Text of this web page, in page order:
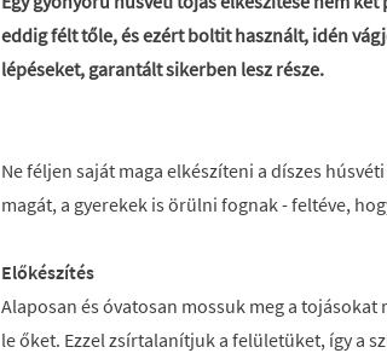
eddig félt tőle, és ezért boltit használt, idén
lépéseket, garantált sikerben lesz része.
Ne féljen saját maga elkészíteni a díszes
magát, a gyerekek is örülni fognak - feltéve,
Előkészítés
Alaposan és óvatosan mossuk meg a
le őket. Ezzel zsírtalanítjuk a felületüket, így a